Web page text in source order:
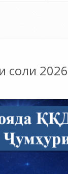
соли 2026